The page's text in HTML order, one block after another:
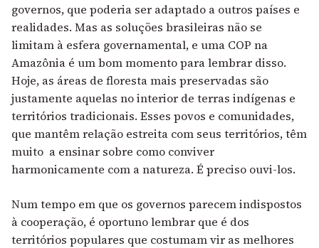
governos, que poderia ser adaptado a outros países e
realidades. Mas as soluções brasileiras não se
limitam à esfera governamental, e uma COP na
Amazônia é um bom momento para lembrar disso.
Hoje, as áreas de floresta mais preservadas são
justamente aquelas no interior de terras indígenas e
territórios tradicionais. Esses povos e comunidades,
que mantêm relação estreita com seus territórios, têm
muito a ensinar sobre como conviver
harmonicamente com a natureza. É preciso ouvi-los.
Num tempo em que os governos parecem indispostos
à cooperação, é oportuno lembrar que é dos
territórios populares que costumam vir as melhores